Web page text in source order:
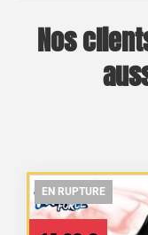
Nos
EN RUPTURE
EN RUPTURE
EN RUPTURE